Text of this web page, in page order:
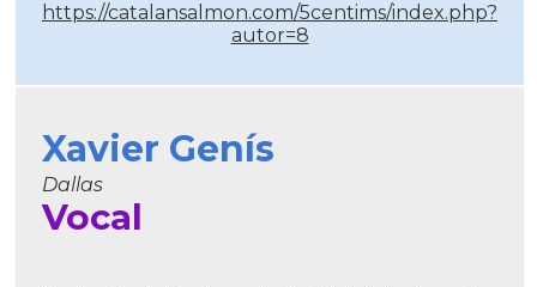
https://catalansalmon.com/5centims/index.php?
autor=8
Xavier Genís
Dallas
Vocal